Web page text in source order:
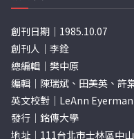
創刊日期｜1985.10.07
創刊人｜李銓
總編輯｜樊中原
編輯｜陳瑞斌、田美英、許
英文校對｜LeAnn Eyerman
發行｜銘傳大學
地址｜111台北市士林區中